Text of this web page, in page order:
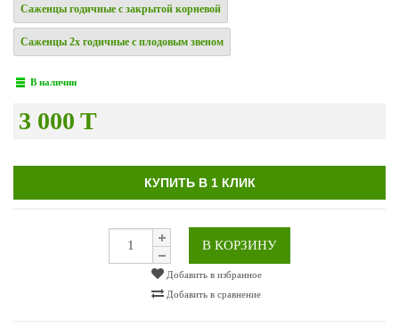
Саженцы годичные с закрытой корневой
Саженцы 2х годичные с плодовым звеном
В наличии
3 000 T
КУПИТЬ В 1 КЛИК
В КОРЗИНУ
Добавить в избранное
Добавить в сравнение